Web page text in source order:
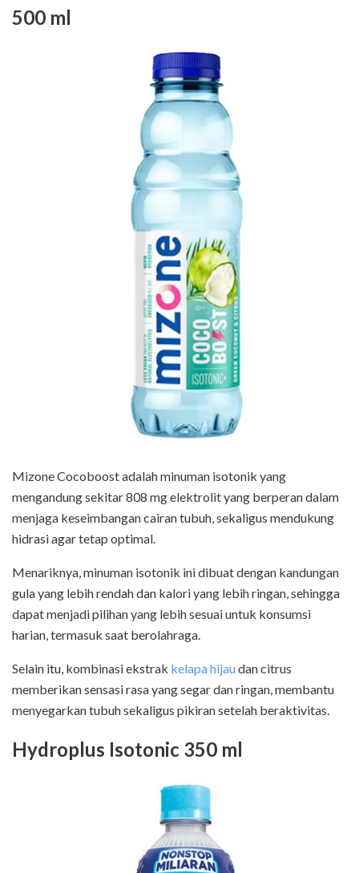
500 ml
Mizone Cocoboost adalah minuman isotonik yang
mengandung sekitar 808 mg elektrolit yang berperan dalam
menjaga keseimbangan cairan tubuh, sekaligus mendukung
hidrasi agar tetap optimal.
Menariknya, minuman isotonik ini dibuat dengan kandungan
gula yang lebih rendah dan kalori yang lebih ringan, sehingga
dapat menjadi pilihan yang lebih sesuai untuk konsumsi
harian, termasuk saat berolahraga.
Selain itu, kombinasi ekstrak kelapa hijaudan citrus
memberikan sensasi rasa yang segar dan ringan, membantu
menyegarkan tubuh sekaligus pikiran setelah beraktivitas.
Hydroplus Isotonic 350 ml